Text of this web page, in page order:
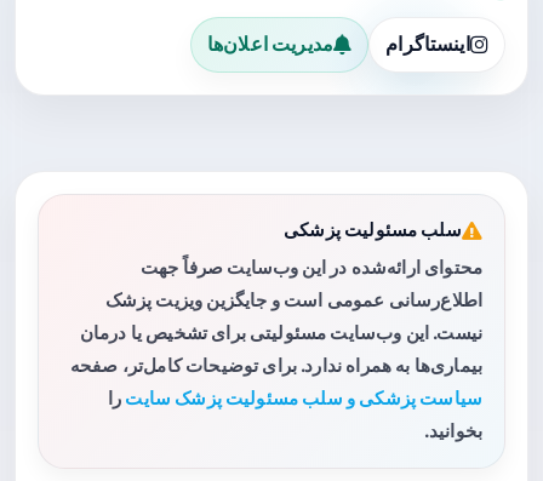
اینستاگرام مدیریت اعلان‌ها
سلب مسئولیت پزشکی
محتوای ارائه‌شده در این وب‌سایت صرفاً جهت
اطلاع‌رسانی عمومی است و جایگزین ویزیت پزشک
نیست. این وب‌سایت مسئولیتی برای تشخیص یا درمان
بیماری‌ها به همراه ندارد. برای توضیحات کامل‌تر، صفحه
سیاست پزشکی و سلب مسئولیت پزشک سایت را
بخوانید.